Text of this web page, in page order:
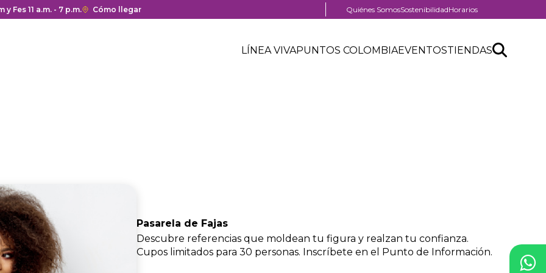
y cierre del centro comercial.
y Fes 11 a.m. - 7 p.m.Enlace
Cómo llegar
Menú
Quiénes SomosSostenibilidadHorarios
Header
Menú
LÍNEA VIVAPUNTOS COLOMBIAEVENTOSTIENDASSearch
Buscar
Pasarela de Fajas
Descubre referencias que moldean tu figura y realzan tu confianza.
Cupos limitados para 30 personas. Inscríbete en el Punto de Información.